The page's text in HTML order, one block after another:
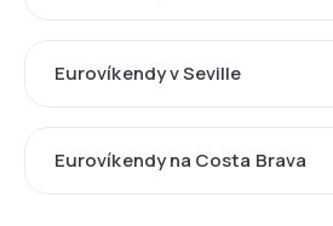
Eurovíkendy v Seville
Eurovíkendy na Costa Brava